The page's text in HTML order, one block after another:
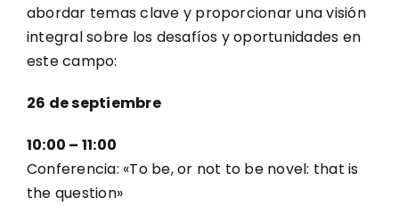
abordar temas clave y proporcionar una visión
integral sobre los desafíos y oportunidades en
este campo:
26 de septiembre
10:00 – 11:00
Conferencia: «To be, or not to be novel: that is
the question»